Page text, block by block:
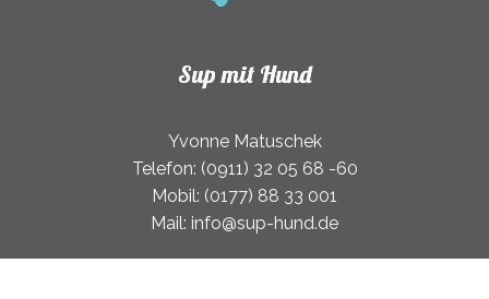
Sup mit Hund
Yvonne Matuschek
Telefon: (0911) 32 05 68 -60
Mobil: (0177) 88 33 001
Mail: info@sup-hund.de